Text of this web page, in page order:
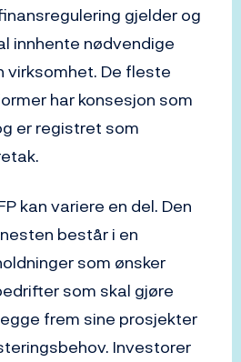
gjelder og
innhente nødvendige
virksomhet. De fleste
har konsesjon som
er registret som
kan variere en del. Den
består i en
som ønsker
som skal gjøre
frem sine prosjekter
Investorer